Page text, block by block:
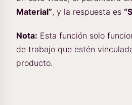
Material”, y la respuesta es
Nota: Esta función solo
de trabajo que estén
producto.